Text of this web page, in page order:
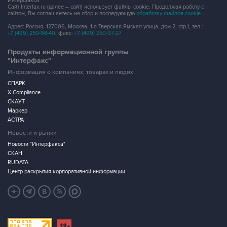
Сайт Interfax.ru (далее – сайт) использует файлы cookie. Продолжая работу с
сайтом, Вы соглашаетесь на сбор и последующую обработку файлов cookie.
Адрес: Россия, 127006, Москва, 1-я Тверская-Ямская улица, дом 2, стр.1, тел.:
+7 (499) 250-98-40, факс: +7 (499) 250-97-27
Продукты информационной группы
"Интерфакс"
Информация о компаниях, товарах и людях
СПАРК
X-Compliance
СКАУТ
Маркер
АСТРА
Новости и рынки
Новости "Интерфакса"
СКАН
RUDATA
Центр раскрытия корпоративной информации